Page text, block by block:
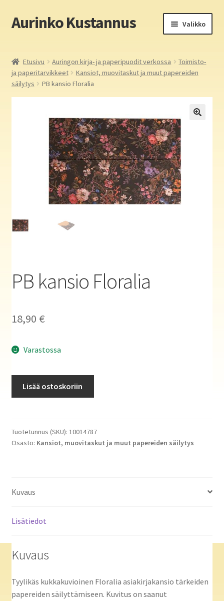
Siirry
navigointiin
Siirry
sisältöön
Aurinko Kustannus Valikko
Yritys
Yhteystiedot
Aurinko Kustannus: kirjat
Auringon kirja- ja paperipuodit verkossa
Haluatko kirjailijaksi?
Etusivu Auringon kirja- ja paperipuodit verkossa
Toimisto-
ja paperitarvikkeet
Kansiot, muovitaskut ja muut papereiden
säilytys
PB kansio Floralia
PB kansio Floralia
18,90 €
Varastossa
Lisää ostoskoriin
Tuotetunnus (SKU): 10014787
Osasto: Kansiot, muovitaskut ja muut papereiden säilytys
Kuvaus
Lisätiedot
Kuvaus
Tyylikäs kukkakuvioinen Floralia asiakirjakansio tärkeiden
papereiden säilyttämiseen. Kuvitus on saanut